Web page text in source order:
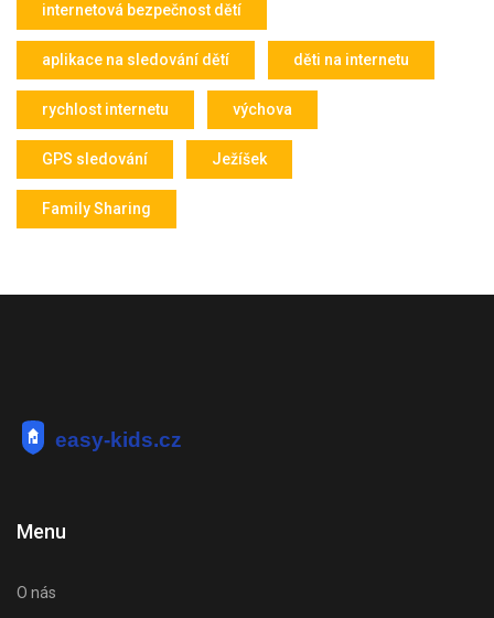
internetová bezpečnost dětí
aplikace na sledování dětí děti na internetu
rychlost internetu výchova
GPS sledování Ježíšek
Family Sharing
Menu
O nás